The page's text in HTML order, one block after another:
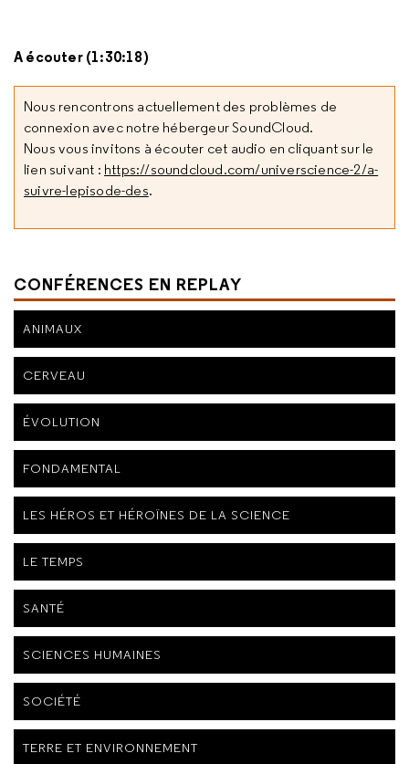
A écouter (1:30:18)
Nous rencontrons actuellement des problèmes de
connexion avec notre hébergeur SoundCloud.
Nous vous invitons à écouter cet audio en cliquant sur le
lien suivant : https://soundcloud.com/universcience-2/a-
suivre-lepisode-des.
CONFÉRENCES EN REPLAY
ANIMAUX
CERVEAU
ÉVOLUTION
FONDAMENTAL
LES HÉROS ET HÉROÏNES DE LA SCIENCE
LE TEMPS
SANTÉ
SCIENCES HUMAINES
SOCIÉTÉ
TERRE ET ENVIRONNEMENT